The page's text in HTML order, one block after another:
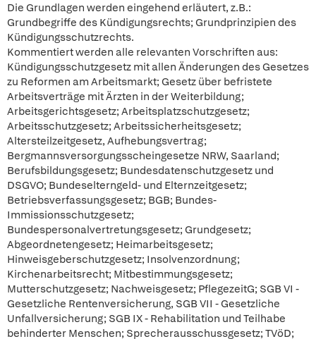
Die Grundlagen werden eingehend erläutert, z.B.:
Grundbegriffe des Kündigungsrechts; Grundprinzipien des
Kündigungsschutzrechts.
Kommentiert werden alle relevanten Vorschriften aus:
Kündigungsschutzgesetz mit allen Änderungen des Gesetzes
zu Reformen am Arbeitsmarkt; Gesetz über befristete
Arbeitsverträge mit Ärzten in der Weiterbildung;
Arbeitsgerichtsgesetz; Arbeitsplatzschutzgesetz;
Arbeitsschutzgesetz; Arbeitssicherheitsgesetz;
Altersteilzeitgesetz, Aufhebungsvertrag;
Bergmannsversorgungsscheingesetze NRW, Saarland;
Berufsbildungsgesetz; Bundesdatenschutzgesetz und
DSGVO; Bundeselterngeld- und Elternzeitgesetz;
Betriebsverfassungsgesetz; BGB; Bundes-
Immissionsschutzgesetz;
Bundespersonalvertretungsgesetz; Grundgesetz;
Abgeordnetengesetz; Heimarbeitsgesetz;
Hinweisgeberschutzgesetz; Insolvenzordnung;
Kirchenarbeitsrecht; Mitbestimmungsgesetz;
Mutterschutzgesetz; Nachweisgesetz; PflegezeitG; SGB VI -
Gesetzliche Rentenversicherung, SGB VII - Gesetzliche
Unfallversicherung; SGB IX - Rehabilitation und Teilhabe
behinderter Menschen; Sprecherausschussgesetz; TVöD;